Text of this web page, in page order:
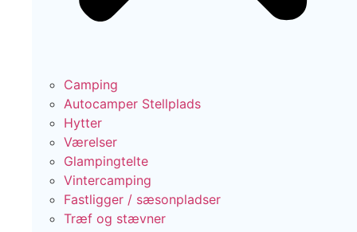
Camping
Autocamper Stellplads
Hytter
Værelser
Glampingtelte
Vintercamping
Fastligger / sæsonpladser
Træf og stævner